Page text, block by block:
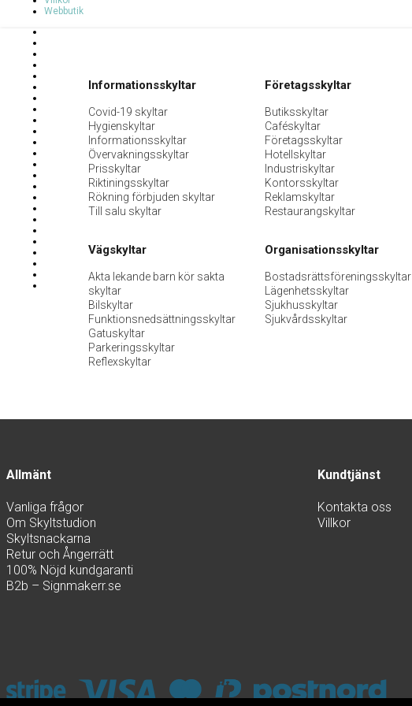
Webbutik
Informationsskyltar
Covid-19 skyltar
Hygienskyltar
Informationsskyltar
Övervakningsskyltar
Prisskyltar
Riktiningsskyltar
Rökning förbjuden skyltar
Till salu skyltar
Företagsskyltar
Butiksskyltar
Caféskyltar
Företagsskyltar
Hotellskyltar
Industriskyltar
Kontorsskyltar
Reklamskyltar
Restaurangskyltar
Vägskyltar
Akta lekande barn kör sakta
skyltar
Bilskyltar
Funktionsnedsättningsskyltar
Gatuskyltar
Parkeringsskyltar
Reflexskyltar
Organisationsskyltar
Bostadsrättsföreningsskyltar
Lägenhetsskyltar
Sjukhusskyltar
Sjukvårdsskyltar
Allmänt
Vanliga frågor
Om Skyltstudion
Skyltsnackarna
Retur och Ångerrätt
100% Nöjd kundgaranti
B2b – Signmakerr.se
Kundtjänst
Kontakta oss
Villkor